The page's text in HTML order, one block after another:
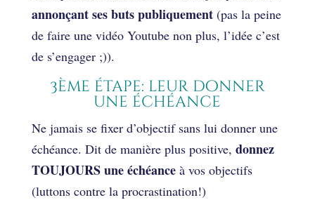
annonçant ses buts publiquement(pas la peine
de faire une vidéo Youtube non plus, l’idée c’est
de s’engager ;)).
3ème étape: leur donner
une échéance
Ne jamais se fixer d’objectif sans lui donner une
échéance. Dit de manière plus positive, donnez
TOUJOURS une échéanceà vos objectifs
(luttons contre la procrastination!)